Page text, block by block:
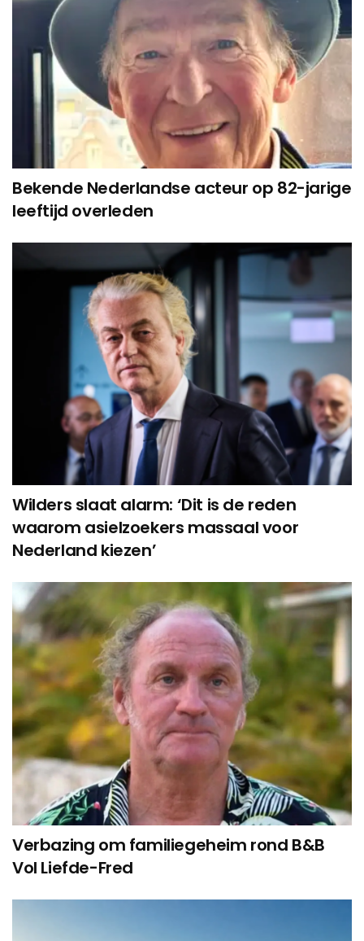
Bekende Nederlandse acteur op 82-jarige
leeftijd overleden
Wilders slaat alarm: ‘Dit is de reden
waarom asielzoekers massaal voor
Nederland kiezen’
Verbazing om familiegeheim rond B&B
Vol Liefde-Fred